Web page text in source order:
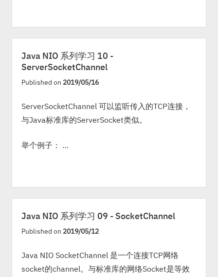
Java NIO 系列学习 10 -
ServerSocketChannel
Published on 2019/05/16
ServerSocketChannel 可以监听传入的TCP连接，
与Java标准库的ServerSocket类似。
举个例子： …
Java NIO 系列学习 09 - SocketChannel
Published on 2019/05/12
Java NIO SocketChannel 是一个连接TCP网络
socket的channel。与标准库的网络Socket是等效